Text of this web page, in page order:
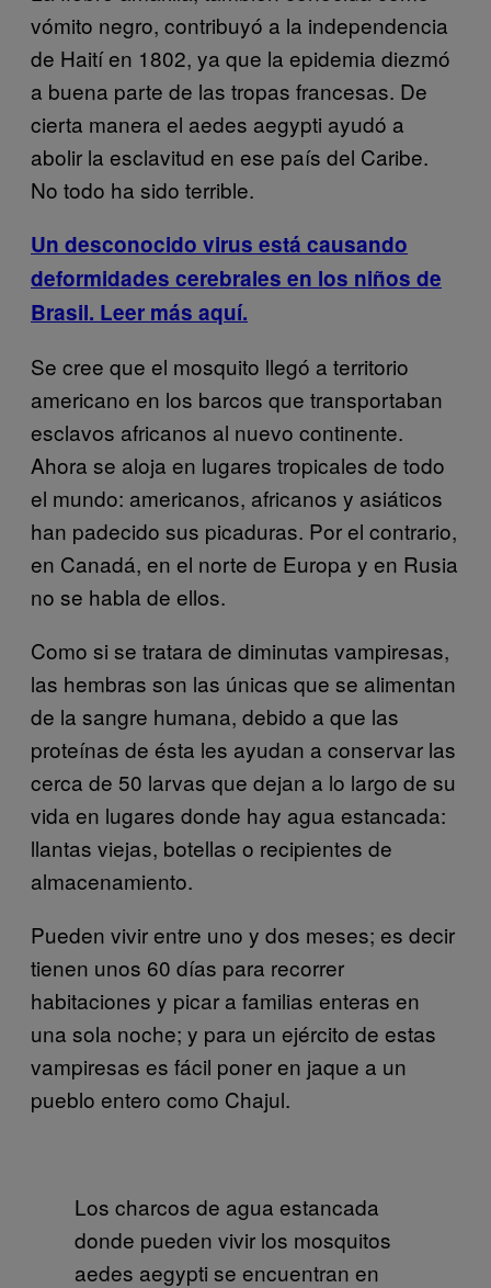
vómito negro, contribuyó a la independencia
de Haití en 1802, ya que la epidemia diezmó
a buena parte de las tropas francesas. De
cierta manera el aedes aegypti ayudó a
abolir la esclavitud en ese país del Caribe.
No todo ha sido terrible.
Un desconocido virus está causando
deformidades cerebrales en los niños de
Brasil. Leer más aquí.
Se cree que el mosquito llegó a territorio
americano en los barcos que transportaban
esclavos africanos al nuevo continente.
Ahora se aloja en lugares tropicales de todo
el mundo: americanos, africanos y asiáticos
han padecido sus picaduras. Por el contrario,
en Canadá, en el norte de Europa y en Rusia
no se habla de ellos.
Como si se tratara de diminutas vampiresas,
las hembras son las únicas que se alimentan
de la sangre humana, debido a que las
proteínas de ésta les ayudan a conservar las
cerca de 50 larvas que dejan a lo largo de su
vida en lugares donde hay agua estancada:
llantas viejas, botellas o recipientes de
almacenamiento.
Pueden vivir entre uno y dos meses; es decir
tienen unos 60 días para recorrer
habitaciones y picar a familias enteras en
una sola noche; y para un ejército de estas
vampiresas es fácil poner en jaque a un
pueblo entero como Chajul.
Los charcos de agua estancada
donde pueden vivir los mosquitos
aedes aegypti se encuentran en